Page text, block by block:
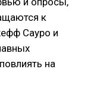
к
Сауро и
на